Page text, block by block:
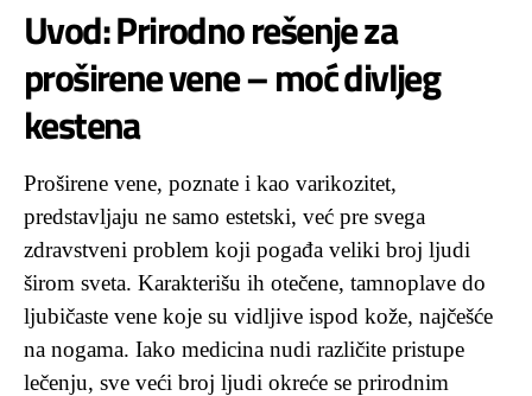
Uvod: Prirodno rešenje za
proširene vene – moć divljeg
kestena
Proširene vene, poznate i kao varikozitet,
predstavljaju ne samo estetski, već pre svega
zdravstveni problem koji pogađa veliki broj ljudi
širom sveta. Karakterišu ih otečene, tamnoplave do
ljubičaste vene koje su vidljive ispod kože, najčešće
na nogama. Iako medicina nudi različite pristupe
lečenju, sve veći broj ljudi okreće se prirodnim